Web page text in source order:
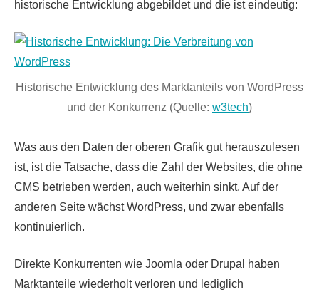
historische Entwicklung abgebildet und die ist eindeutig:
Historische Entwicklung des Marktanteils von WordPress
und der Konkurrenz (Quelle: w3tech)
Was aus den Daten der oberen Grafik gut herauszulesen
ist, ist die Tatsache, dass die Zahl der Websites, die ohne
CMS betrieben werden, auch weiterhin sinkt. Auf der
anderen Seite wächst WordPress, und zwar ebenfalls
kontinuierlich.
Direkte Konkurrenten wie Joomla oder Drupal haben
Marktanteile wiederholt verloren und lediglich